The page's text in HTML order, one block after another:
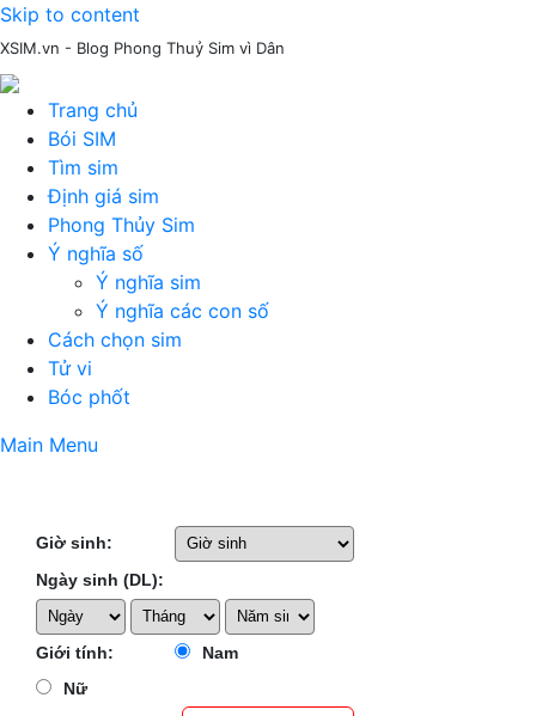
Skip to content
XSIM.vn - Blog Phong Thuỷ Sim vì Dân
Trang chủ
Bói SIM
Tìm sim
Định giá sim
Phong Thủy Sim
Ý nghĩa số
Ý nghĩa sim
Ý nghĩa các con số
Cách chọn sim
Tử vi
Bóc phốt
Main Menu
Giờ sinh:
Ngày sinh (DL):
Giới tính:
Nam
Nữ